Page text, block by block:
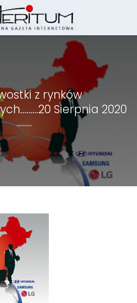
z rynków
Sierpnia 2020